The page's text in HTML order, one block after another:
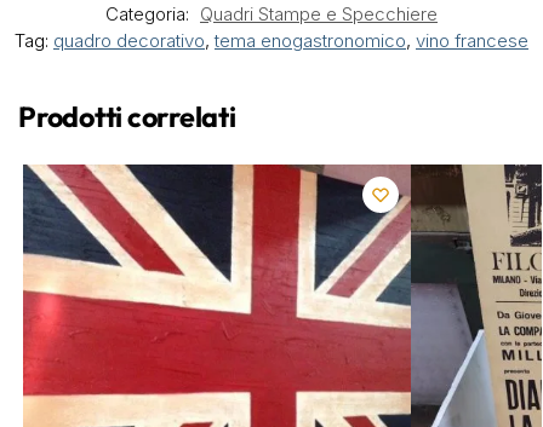
Categoria: Quadri Stampe e Specchiere
Tag: quadro decorativo,tema enogastronomico, vino francese
Prodotti correlati